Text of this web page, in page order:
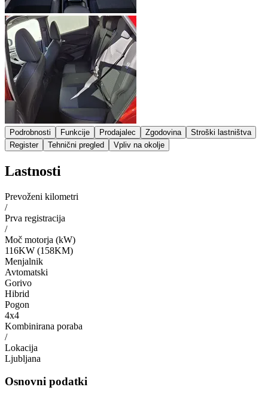
Podrobnosti Funkcije Prodajalec Zgodovina
Stroški lastništva
Register
Tehnični pregled Vpliv na okolje
Lastnosti
Prevoženi kilometri
/
Prva registracija
/
Moč motorja (kW)
116KW (158KM)
Menjalnik
Avtomatski
Gorivo
Hibrid
Pogon
4x4
Kombinirana poraba
/
Lokacija
Ljubljana
Osnovni podatki